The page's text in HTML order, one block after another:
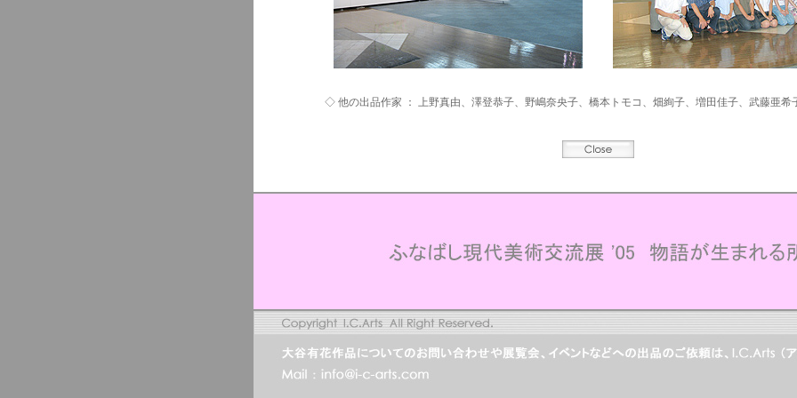
◇ 他の出品作家 ： 上野真由、澤登恭子、野嶋奈央子、橋本トモコ、畑絢子、増田佳子、武藤亜希